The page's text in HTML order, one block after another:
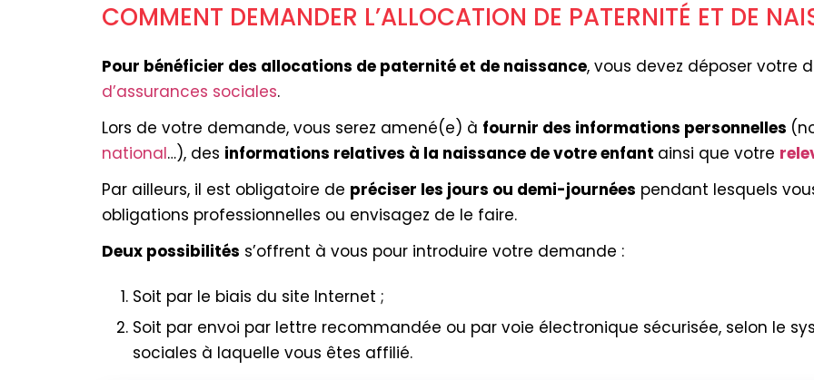
COMMENT DEMANDER L’ALLOCATION DE PATERNITÉ ET DE
Pour bénéficier des allocations de paternité et de naissance, vous devez déposer votre
d’assurances sociales.
Lors de votre demande, vous serez amené(e) à fournir des informations personnelles
national…), des informations relatives à la naissance de votre enfant ainsi que votre
Par ailleurs, il est obligatoire de préciser les jours ou demi-journées pendant lesquels
obligations professionnelles ou envisagez de le faire.
Deux possibilités s’offrent à vous pour introduire votre demande :
Soit par le biais du site Internet ;
Soit par envoi par lettre recommandée ou par voie électronique sécurisée, selon le
sociales à laquelle vous êtes affilié.